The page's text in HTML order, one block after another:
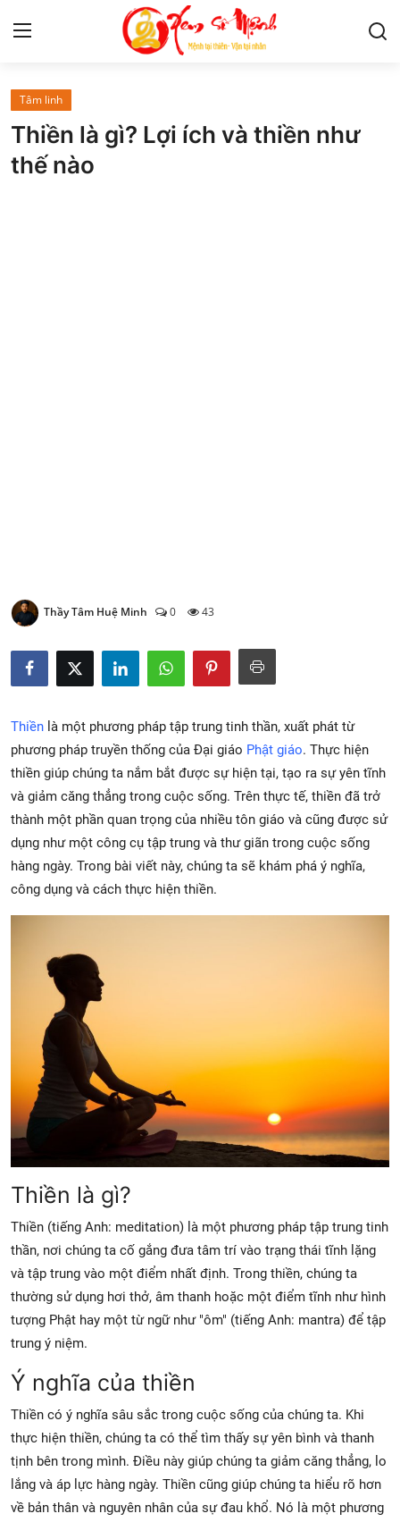
Tử Vi
Kiến Thức
Tâm linh
Thiền là gì? Lợi ích và thiền như
thế nào
Thầy Tâm Huệ Minh 0 43
Thiền là một phương pháp tập trung tinh thần, xuất phát từ
phương pháp truyền thống của Đại giáo Phật giáo. Thực hiện
thiền giúp chúng ta nắm bắt được sự hiện tại, tạo ra sự yên tĩnh
và giảm căng thẳng trong cuộc sống. Trên thực tế, thiền đã trở
thành một phần quan trọng của nhiều tôn giáo và cũng được sử
dụng như một công cụ tập trung và thư giãn trong cuộc sống
hàng ngày. Trong bài viết này, chúng ta sẽ khám phá ý nghĩa,
công dụng và cách thực hiện thiền.
Thiền là gì?
Thiền (tiếng Anh: meditation) là một phương pháp tập trung tinh
thần, nơi chúng ta cố gắng đưa tâm trí vào trạng thái tĩnh lặng
và tập trung vào một điểm nhất định. Trong thiền, chúng ta
thường sử dụng hơi thở, âm thanh hoặc một điểm tĩnh như hình
tượng Phật hay một từ ngữ như "ôm" (tiếng Anh: mantra) để tập
trung ý niệm.
Ý nghĩa của thiền
Thiền có ý nghĩa sâu sắc trong cuộc sống của chúng ta. Khi
thực hiện thiền, chúng ta có thể tìm thấy sự yên bình và thanh
tịnh bên trong mình. Điều này giúp chúng ta giảm căng thẳng, lo
lắng và áp lực hàng ngày. Thiền cũng giúp chúng ta hiểu rõ hơn
về bản thân và nguyên nhân của sự đau khổ. Nó là một phương